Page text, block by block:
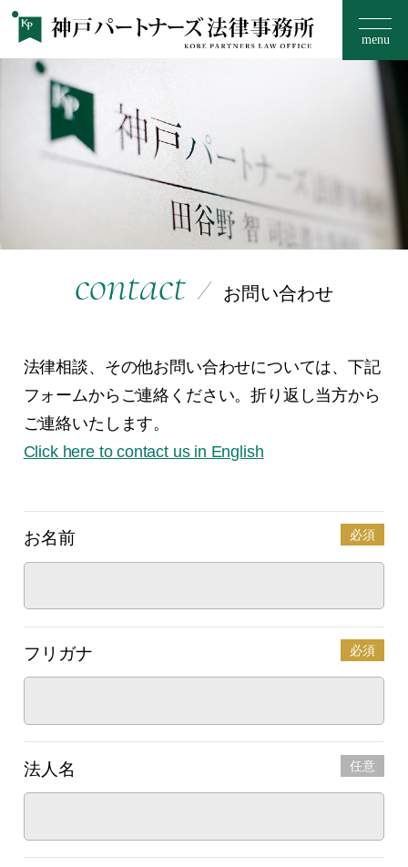
お知らせ
事務所のご案内
取扱い分野
ご相談の流れ・料金
EN
menu
contact お問い合わせ
法律相談、その他お問い合わせについては、下記
フォームからご連絡ください。折り返し当方から
ご連絡いたします。
Click here to contact us in English
お名前 必須
フリガナ 必須
法人名 任意